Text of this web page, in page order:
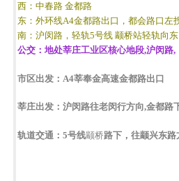
西：中春路 金都路
东：外环线A4金都路出口，都会路口左
南：沪闵路，轻轨5号线 颛桥站轻轨向东
公交： 地处莘庄工业区核心地段,沪闵路,
市区出发：A4莘奉金高速金都路出口
莘庄出发：沪闵路往老闵行方向,金都路
轨道交通：5号线颛桥路下，往颛兴东